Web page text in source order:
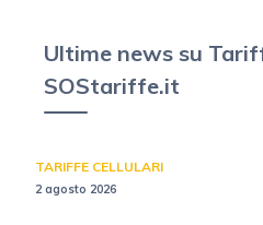
Ultime news su
SOStariffe.it
TARIFFE CELLULARI
2 agosto 2026